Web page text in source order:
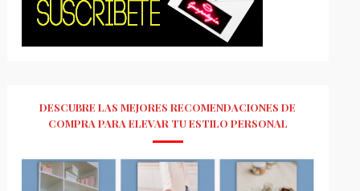
DESCUBRE LAS MEJORES RECOMENDACIONES DE
COMPRA PARA ELEVAR TU ESTILO PERSONAL